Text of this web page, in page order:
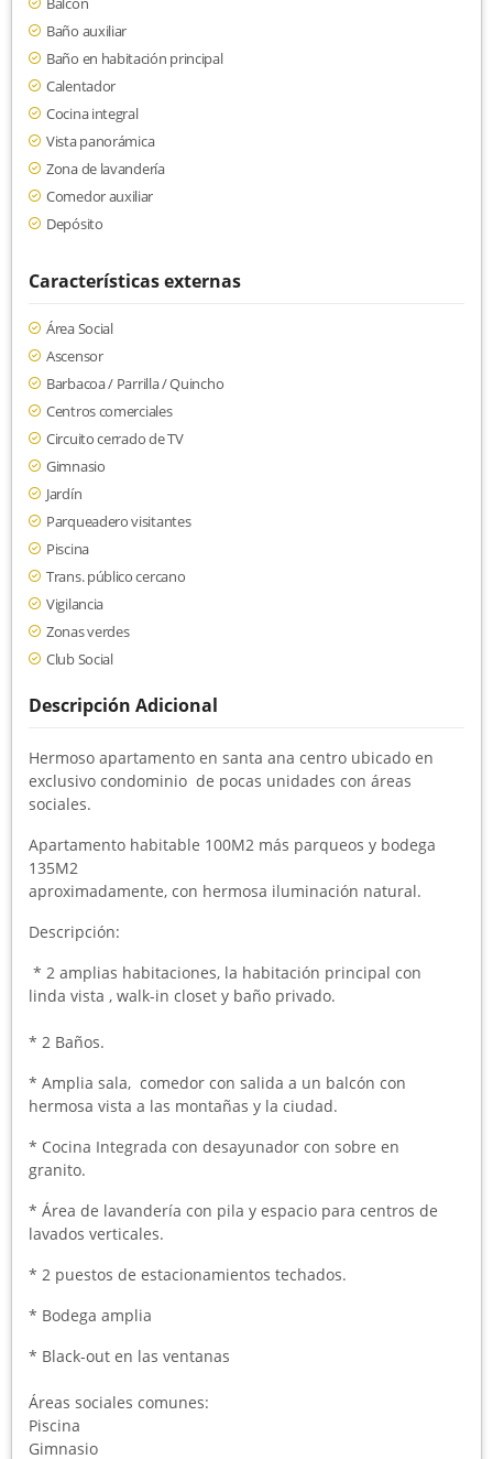
Baño auxiliar
Baño en habitación principal
Calentador
Cocina integral
Vista panorámica
Zona de lavandería
Comedor auxiliar
Depósito
Características externas
Área Social
Ascensor
Barbacoa / Parrilla / Quincho
Centros comerciales
Circuito cerrado de TV
Gimnasio
Jardín
Parqueadero visitantes
Piscina
Trans. público cercano
Vigilancia
Zonas verdes
Club Social
Descripción Adicional
Hermoso apartamento en santa ana centro ubicado en
exclusivo condominio de pocas unidades con áreas
sociales.
Apartamento habitable 100M2 más parqueos y bodega
135M2
aproximadamente, con hermosa iluminación natural.
Descripción:
* 2 amplias habitaciones, la habitación principal con
linda vista , walk-in closet y baño privado.
* 2 Baños.
* Amplia sala, comedor con salida a un balcón con
hermosa vista a las montañas y la ciudad.
* Cocina Integrada con desayunador con sobre en
granito.
* Área de lavandería con pila y espacio para centros de
lavados verticales.
* 2 puestos de estacionamientos techados.
* Bodega amplia
* Black-out en las ventanas
Áreas sociales comunes:
Piscina
Gimnasio